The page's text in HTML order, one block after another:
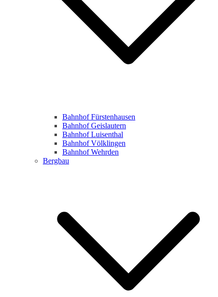
Bahnhof Fürstenhausen
Bahnhof Geislautern
Bahnhof Luisenthal
Bahnhof Völklingen
Bahnhof Wehrden
Bergbau